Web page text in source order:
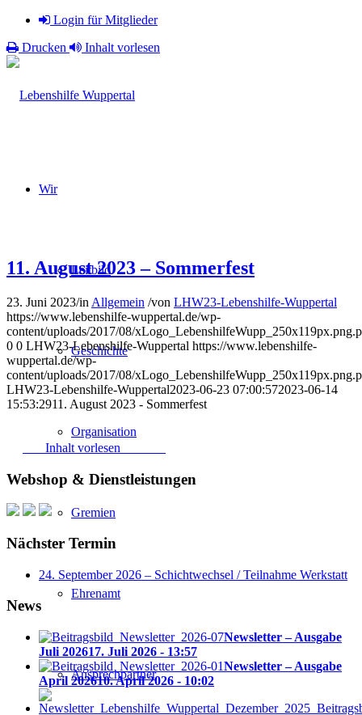
Login für Mitglieder
Drucken
Inhalt vorlesen
Wir
Leitbild
Geschichte
Organisation
Gremien
Ehrenamt
Ansprechpartner
11. August 2023 – Sommerfest
23. Juni 2023/in Allgemein /von LHW23-Lebenshilfe-Wuppertal
https://www.lebenshilfe-wuppertal.de/wp-
content/uploads/2017/08/
0 0 LHW23-Lebenshilfe-Wuppertal https://www.lebenshilfe-
wuppertal.de/wp-
content/uploads/2017/08/
LHW23-Lebenshilfe-Wuppertal2023-06-23 07:00:572023-06-14
15:53:2911. August 2023 - Sommerfest
Inhalt vorlesen
Webshop & Dienstleistungen
Nächster Termin
24. September 2026 – Schichtwechsel / Teilnahme Werkstatt
News
Newsletter – Ausgabe
Juli 202617. Juli 2026 - 13:57
Newsletter – Ausgabe
April 202610. April 2026 - 10:02